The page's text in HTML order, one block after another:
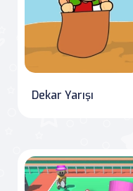
Dekar Yarışı